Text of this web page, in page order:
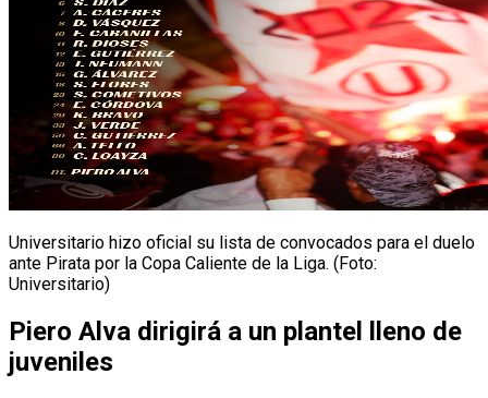
Universitario hizo oficial su lista de convocados para el duelo
ante Pirata por la Copa Caliente de la Liga. (Foto:
Universitario)
Piero Alva dirigirá a un plantel lleno de
juveniles